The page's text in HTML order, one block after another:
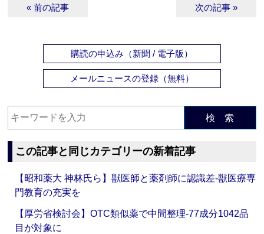
« 前の記事 次の記事 »
購読の申込み（新聞 / 電子版）
メールニュースの登録（無料）
検 索
この記事と同じカテゴリーの新着記事
【昭和薬大 神林氏ら】獣医師と薬剤師に認識差‐獣医療専
門教育の充実を
【厚労省検討会】OTC類似薬で中間整理‐77成分1042品
目が対象に